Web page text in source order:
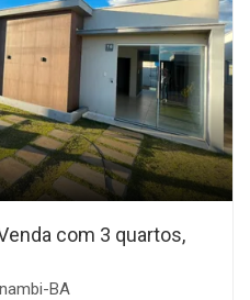
com 3 quartos,
BA